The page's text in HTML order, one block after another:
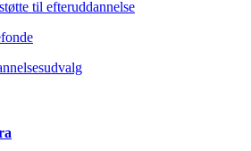
til efteruddannelse